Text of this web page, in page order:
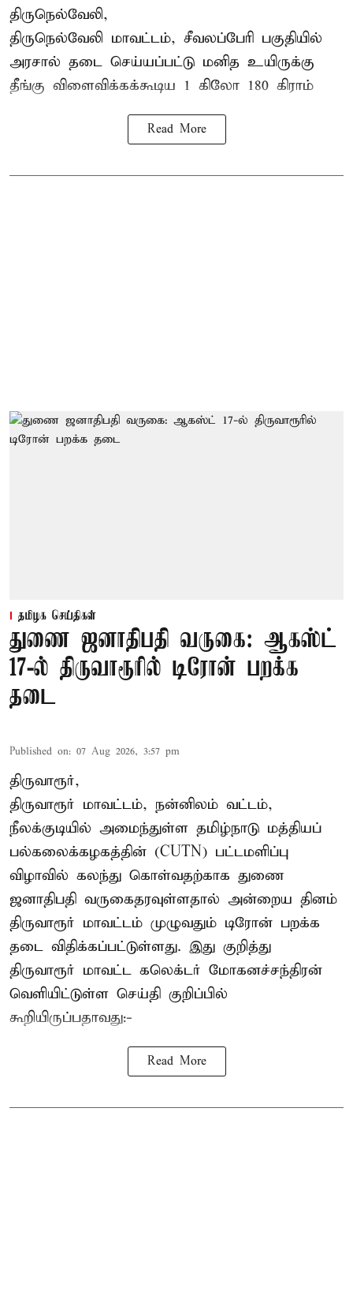
திருநெல்வேலி,
திருநெல்வேலி மாவட்டம், சீவலப்பேரி பகுதியில்
அரசால் தடை செய்யப்பட்டு மனித உயிருக்கு
தீங்கு விளைவிக்கக்கூடிய 1 கிலோ 180 கிராம்
Read More
தமிழக செய்திகள்
துணை ஜனாதிபதி வருகை: ஆகஸ்ட்
17-ல் திருவாரூரில் டிரோன் பறக்க
தடை
Published on: 07 Aug 2026, 3:57 pm
திருவாரூர்,
திருவாரூர் மாவட்டம், நன்னிலம் வட்டம்,
நீலக்குடியில் அமைந்துள்ள தமிழ்நாடு மத்தியப்
பல்கலைக்கழகத்தின் (CUTN) பட்டமளிப்பு
விழாவில் கலந்து கொள்வதற்காக துணை
ஜனாதிபதி வருகைதரவுள்ளதால் அன்றைய தினம்
திருவாரூர் மாவட்டம் முழுவதும் டிரோன் பறக்க
தடை விதிக்கப்பட்டுள்ளது. இது குறித்து
திருவாரூர் மாவட்ட கலெக்டர் மோகனச்சந்திரன்
வெளியிட்டுள்ள செய்தி குறிப்பில்
கூறியிருப்பதாவது:-
Read More